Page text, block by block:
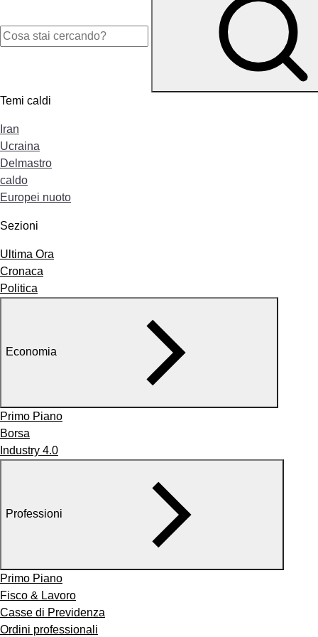
Temi caldi
Iran
Ucraina
Delmastro
caldo
Europei nuoto
Sezioni
Ultima Ora
Cronaca
Politica
Economia
Primo Piano
Borsa
Industry 4.0
Professioni
Primo Piano
Fisco & Lavoro
Casse di Previdenza
Ordini professionali